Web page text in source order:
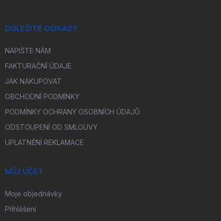
DŮLEŽITÉ ODKAZY
NAPIŠTE NÁM
FAKTURAČNÍ ÚDAJE
JAK NAKUPOVAT
OBCHODNÍ PODMÍNKY
PODMÍNKY OCHRANY OSOBNÍCH ÚDAJŮ
ODSTOUPENÍ OD SMLOUVY
UPLATNĚNÍ REKLAMACE
MŮJ ÚČET
Moje objednávky
Přihlášení